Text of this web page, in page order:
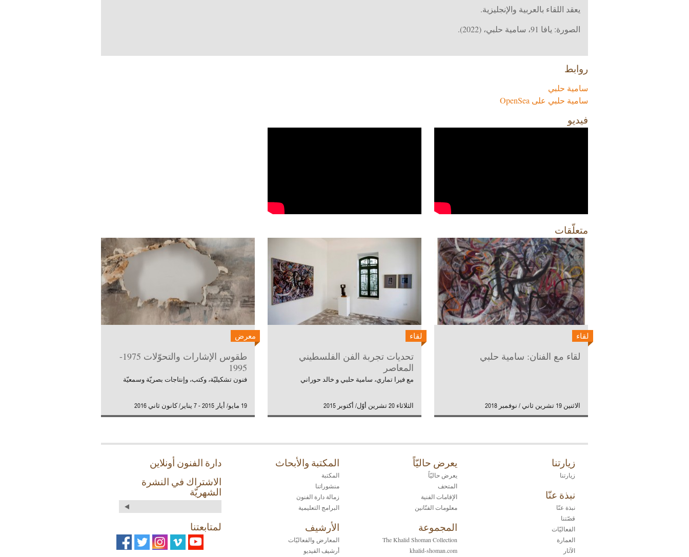
يعقد اللقاء بالعربية والإنجليزية.
الصورة: يافا 91، سامية حلبي، (2022).
روابط
سامية حلبي
سامية حلبي على OpenSea
فيديو
متعلّقات
لقاء
لقاء مع الفنان: سامية حلبي
الاثنين 19 تشرين ثاني / نوفمبر 2018
لقاء
تحديات تجربة الفن الفلسطيني
المعاصر
مع فيرا تماري، سامية حلبي و خالد حوراني
الثلاثاء 20 تشرين أوّل/ أكتوبر 2015
معرض
طقوس الإشارات والتحوّلات 1975-
1995
فنون تشكيليّة، وكتب، وإنتاجات بصريّة وسمعيّة
19 مايو/ أيار 2015 - 7 يناير/ كانون ثاني 2016
زيارتنا
زيارتنا
نبذة عنّا
نبذة عنّا
قصّتنا
الفعاليّات
العمارة
الآثار
يعرض حاليّاً
يعرض حاليّاً
المتحف
الإقامات الفنية
معلومات الفنّانين
المجموعة
The Khalid Shoman Collection
khalid-shoman.com
المكتبة والأبحاث
المكتبة
منشوراتنا
زمالة دارة الفنون
البرامج التعليمية
الأرشيف
المعارض والفعاليّات
أرشيف الفيديو
دارة الفنون أونلاين
الاشتراك في النشرة
الشهريّة
لمتابعتنا